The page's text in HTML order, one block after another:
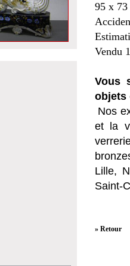
95 x
Vendu
Vous
objets
Nos
et la
Lille,
Saint-
» Retour